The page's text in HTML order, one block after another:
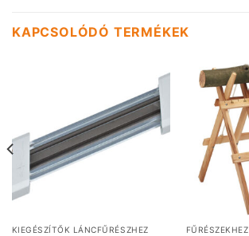
KAPCSOLÓDÓ TERMÉKEK
KIEGÉSZÍTŐK LÁNCFŰRÉSZHEZ FŰRÉSZEKHEZ